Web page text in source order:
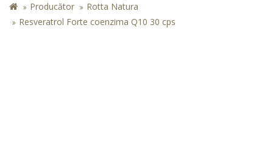
Producător
Rotta Natura
Resveratrol Forte coenzima Q10 30 cps